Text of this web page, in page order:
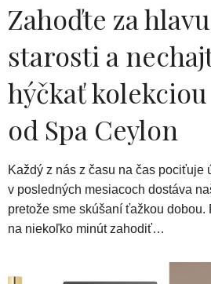
Zahoďte za
starosti a
hýčkať
od Spa Ceylon
Každý z nás z času na čas pociťuje
v posledných mesiacoch dostáva
pretože sme skúšaní ťažkou
na niekoľko minút zahodiť…